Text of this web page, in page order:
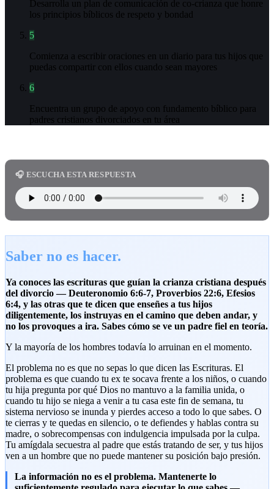
Desarrolla un plan de comunicación de co-crianza que honre
los principios bíblicos de respeto y bondad
5
Comienza a escribir oraciones en un diario para tus hijos que
puedas compartir con ellos cuando sean mayores
6
Encuentra un grupo de apoyo con fundamento bíblico para
padres cristianos divorciados en tu área
🎧 ESCUCHA ESTA RESPUESTA
Saber no es hacer.
Ya conoces las escrituras que guían la crianza cristiana después
del divorcio — Deuteronomio 6:6-7, Proverbios 22:6, Efesios
6:4, y las otras que te dicen que enseñes a tus hijos
diligentemente, los instruyas en el camino que deben andar, y
no los provoques a ira. Sabes cómo se ve un padre fiel en teoría.
Y la mayoría de los hombres todavía lo arruinan en el momento.
El problema no es que no sepas lo que dicen las Escrituras. El
problema es que cuando tu ex te socava frente a los niños, o cuando
tu hija pregunta por qué Dios no mantuvo a la familia unida, o
cuando tu hijo se niega a venir a tu casa este fin de semana, tu
sistema nervioso se inunda y pierdes acceso a todo lo que sabes. O
te cierras y te quedas en silencio, o te defiendes y hablas contra su
madre, o sobrecompensas con indulgencia impulsada por la culpa.
Tu amígdala secuestra al padre que estás tratando de ser, y tus hijos
ven a un hombre que no puede mantener su posición bajo presión.
La información no es el problema. Mantenerte lo